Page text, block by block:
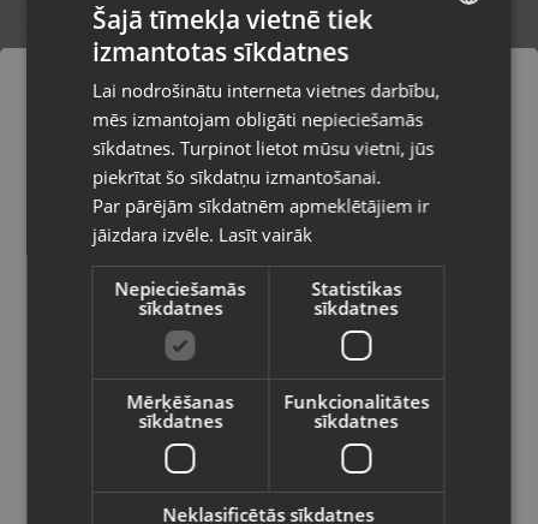
Zelta Gredzens
Rīga, Jūrmalas gatve 30
Stāvoklis Restaurēts (Garantija 24 mēneši)
600.00€
€ /mēn.
Zelta gredzens
Pasūtījumi tiks piegādāti uz
izvēlēto valsti
Vietnes saturs būs attēlots izvēlētajā
valodā
Valsts
Latviešu / Latvian
RUSSIAN
Šajā tīmekļa vietnē tiek
izmantotas sīkdatnes
Lai nodrošinātu interneta vietnes darbību,
mēs izmantojam obligāti nepieciešamās
sīkdatnes. Turpinot lietot mūsu vietni, jūs
piekrītat šo sīkdatņu izmantošanai.
Par pārējām sīkdatnēm apmeklētājiem ir
jāizdara izvēle. Lasīt vairāk
Nepieciešamās
sīkdatnes
Statistikas
sīkdatnes
Mērķēšanas
sīkdatnes
Funkcionalitātes
sīkdatnes
Neklasificētās sīkdatnes